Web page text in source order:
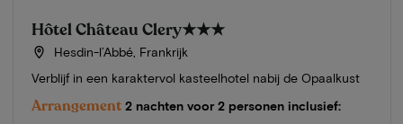
Hôtel Château Clery★★★
Hesdin-l’Abbé, Frankrijk
Verblijf in een karaktervol kasteelhotel nabij de Opaalkust
Arrangement 2 nachten voor 2 personen inclusief: